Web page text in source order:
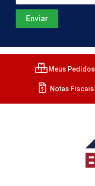
Meus Pedidos
Notas Fiscais